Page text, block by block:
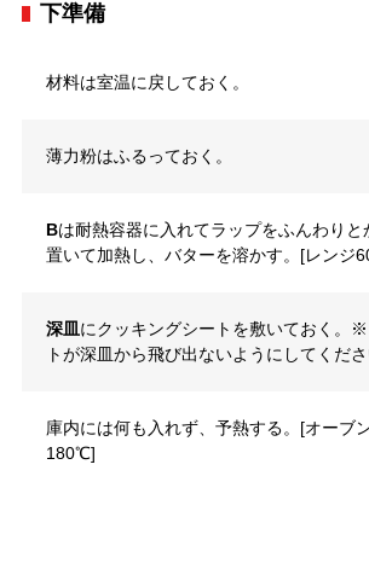
下準備
材料は室温に戻しておく。
薄力粉はふるっておく。
Bは耐熱容器に入れてラップをふんわりと
置いて加熱し、バターを溶かす。[レン
深皿にクッキングシートを敷いておく。
トが深皿から飛び出ないようにしてくださ
庫内には何も入れず、予熱する。[オーブ
180℃]